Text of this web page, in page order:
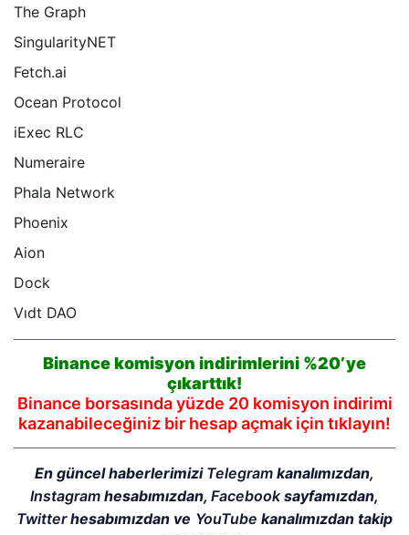
The Graph
SingularityNET
Fetch.ai
Ocean Protocol
iExec RLC
Numeraire
Phala Network
Phoenix
Aion
Dock
Vıdt DAO
Binance komisyon indirimlerini %20’ye
çıkarttık!
Binance borsasında yüzde 20 komisyon indirimi
kazanabileceğiniz bir hesap açmak için tıklayın!
En güncel haberlerimizi Telegram kanalımızdan,
Instagramhesabımızdan, Facebooksayfamızdan,
Twitterhesabımızdan ve YouTube kanalımızdan takip